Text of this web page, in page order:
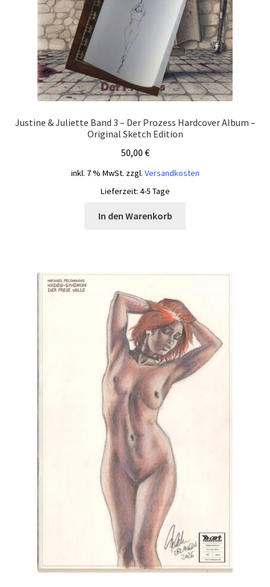
Justine & Juliette Band 3 – Der Prozess Hardcover Album –
Original Sketch Edition
50,00 €
inkl. 7 % MwSt. zzgl. Versandkosten
Lieferzeit: 4-5 Tage
In den Warenkorb